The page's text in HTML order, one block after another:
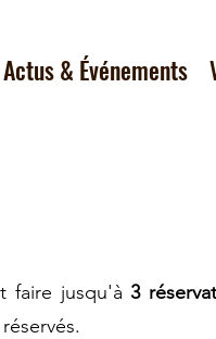
Actus & Événements
faire jusqu'à 3